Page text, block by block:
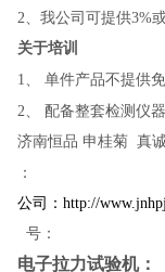
2、我公司可提供3%
关于培训
1、
单件产品不提供
2、
配备整套检测仪
济南恒品 申桂菊 真
：
公司：http://
号：
电子拉力试验机：